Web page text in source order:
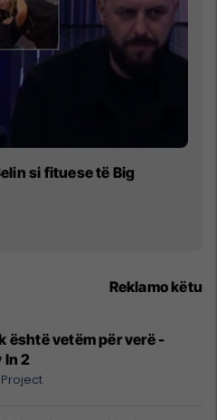
si fituese të Big
Reklamo këtu
është vetëm për verë -
In 2
Project